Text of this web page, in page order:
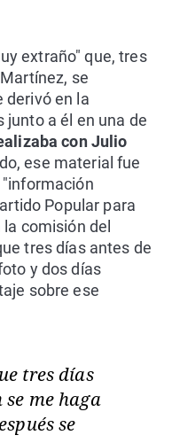
extraño" que, tres
se
derivó en la
junto a él en una de
con Julio
ese material fue
Popular para
comisión del
tres días antes de
y dos días
sobre ese
tres días
me haga
se